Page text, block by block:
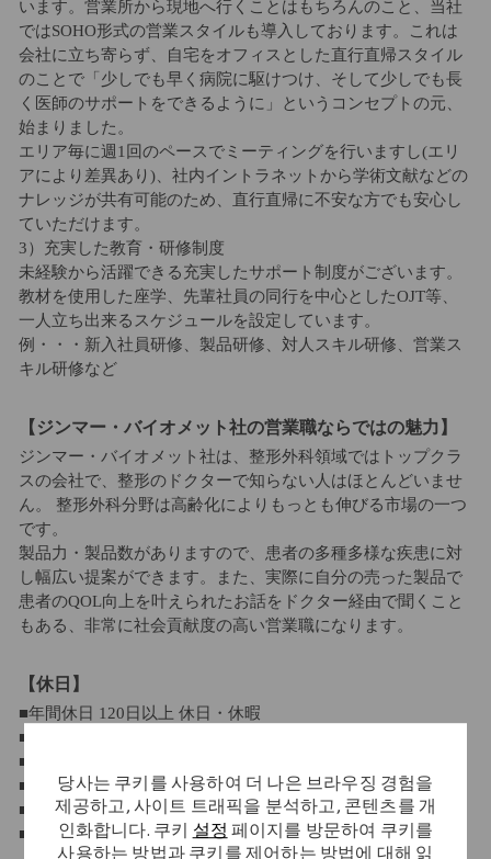
당사는 쿠키를 사용하여 더 나은 브라우징 경험을
제공하고, 사이트 트래픽을 분석하고, 콘텐츠를 개
인화합니다. 쿠키설정페이지를 방문하여 쿠키를
います。営業所から現地へ行くことはもちろんのこと、当社
ではSOHO形式の営業スタイルも導入しております。これは
会社に立ち寄らず、自宅をオフィスとした直行直帰スタイル
のことで「少しでも早く病院に駆けつけ、そして少しでも長
く医師のサポートをできるように」というコンセプトの元、
始まりました。
エリア毎に週1回のペースでミーティングを行いますし(エリ
アにより差異あり)、社内イントラネットから学術文献などの
ナレッジが共有可能のため、直行直帰に不安な方でも安心し
ていただけます。
3）充実した教育・研修制度
未経験から活躍できる充実したサポート制度がございます。
教材を使用した座学、先輩社員の同行を中心としたOJT等、
一人立ち出来るスケジュールを設定しています。
例・・・新入社員研修、製品研修、対人スキル研修、営業ス
キル研修など
【ジンマー・バイオメット社の営業職ならではの魅力】
ジンマー・バイオメット社は、整形外科領域ではトップクラ
スの会社で、整形のドクターで知らない人はほとんどいませ
ん。 整形外科分野は高齢化によりもっとも伸びる市場の一つ
です。
製品力・製品数がありますので、患者の多種多様な疾患に対
し幅広い提案ができます。また、実際に自分の売った製品で
患者のQOL向上を叶えられたお話をドクター経由で聞くこと
もある、非常に社会貢献度の高い営業職になります。
【休日】
■年間休日 120日以上 休日・休暇
■週休2日制
■祝日休み
■年末年始休暇
■有給休暇（10日～21日）
■産休・育休制度